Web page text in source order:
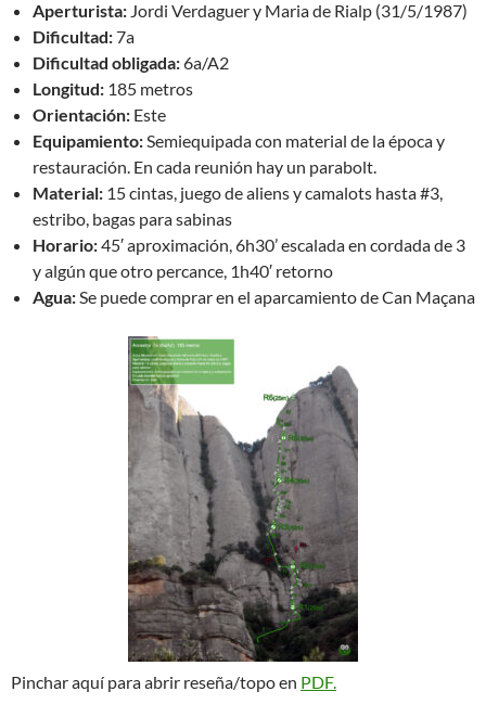
Aperturista: Jordi Verdaguer y Maria de Rialp (31/5/1987)
Dificultad:7a
Dificultad obligada:6a/A2
Longitud: 185 metros
Orientación: Este
Equipamiento:Semiequipada con material de la época y
restauración. En cada reunión hay un parabolt.
Material: 15 cintas, juego de aliens y camalots hasta #3,
estribo, bagas para sabinas
Horario:45′ aproximación, 6h30’ escalada en cordada de 3
y algún que otro percance, 1h40′ retorno
Agua:Se puede comprar en el aparcamiento de Can Maçana
Pinchar aquí para abrir reseña/topo en PDF.